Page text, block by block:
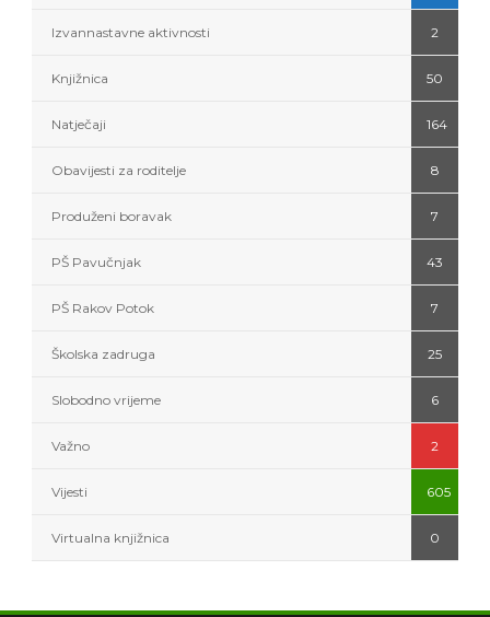
Izvannastavne aktivnosti 2
Knjižnica 50
Natječaji 164
Obavijesti za roditelje 8
Produženi boravak 7
PŠ Pavučnjak 43
PŠ Rakov Potok 7
Školska zadruga 25
Slobodno vrijeme 6
Važno 2
Vijesti 605
Virtualna knjižnica 0